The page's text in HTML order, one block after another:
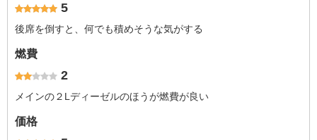
5
後席を倒すと、何でも積めそうな気がする
燃費
2
メインの２Lディーゼルのほうが燃費が良い
価格